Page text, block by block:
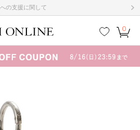
の支援に関して
お気
に入
カー
ト
0
G